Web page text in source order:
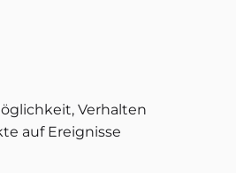
Verhalten
auf Ereignisse